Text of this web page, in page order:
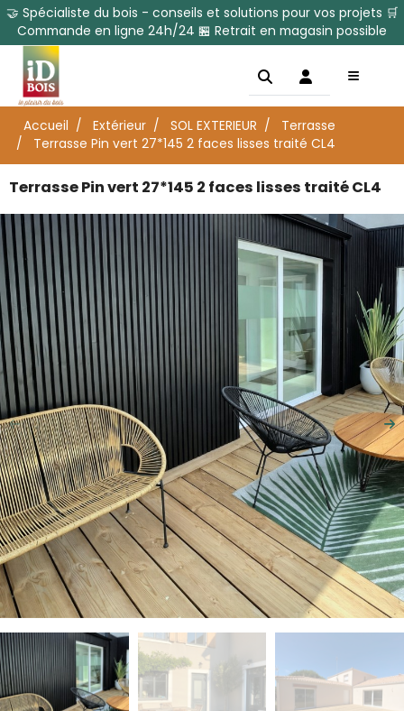
🤝 Spécialiste du bois - conseils et solutions pour vos projets 🛒
Commande en ligne 24h/24 🏪 Retrait en magasin possible
Accueil Extérieur SOL EXTERIEUR
Terrasse
Terrasse Pin vert 27*145 2 faces lisses traité CL4
Terrasse Pin vert 27*145 2 faces lisses traité CL4
Précédent